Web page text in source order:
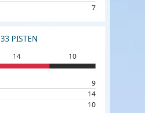
7
33 PISTEN
14 10
9
14
10